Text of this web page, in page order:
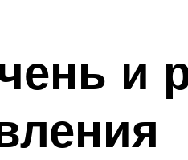
и